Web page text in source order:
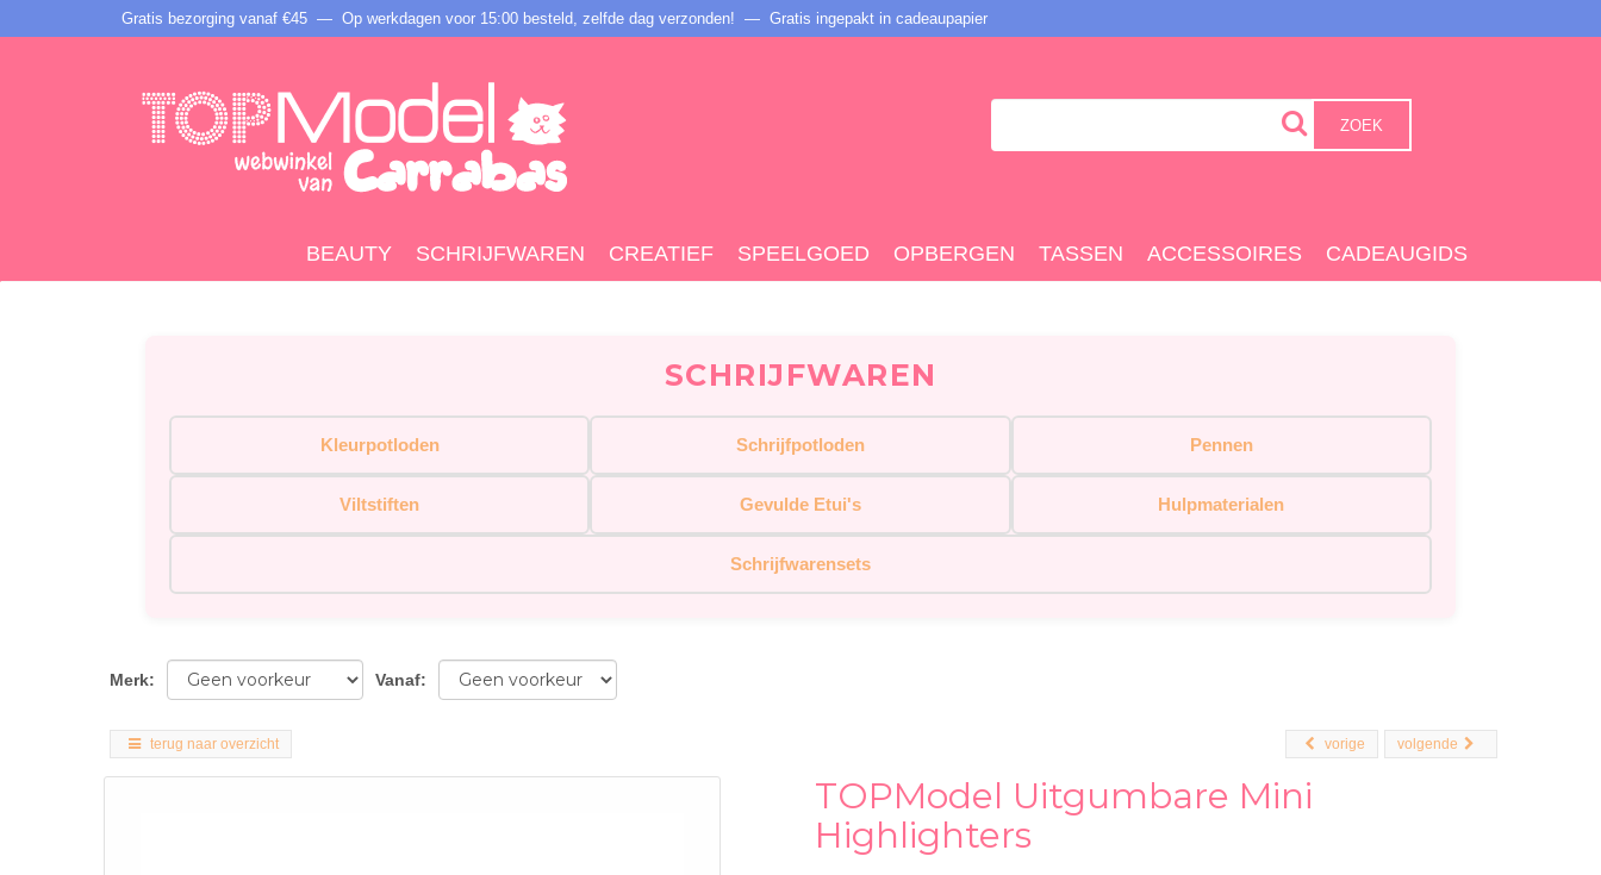
Gratis bezorging vanaf €45 — Op werkdagen voor 15:00 besteld, zelfde dag verzonden! — Gratis ingepakt in cadeaupapier
ZOEK
BEAUTY SCHRIJFWAREN CREATIEF SPEELGOED OPBERGEN TASSEN ACCESSOIRES CADEAUGIDS
SCHRIJFWAREN
Kleurpotloden Schrijfpotloden Pennen
Viltstiften Gevulde Etui's Hulpmaterialen
Schrijfwarensets
Merk: Vanaf:
terug naar overzicht volgende
vorige
TOPModel Uitgumbare Mini
Highlighters